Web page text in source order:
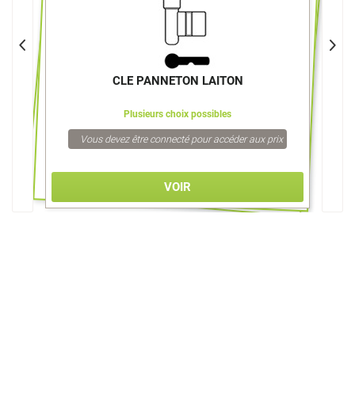
CLE PANNETON LAITON
Plusieurs choix possibles
Vous devez être connecté pour accéder aux prix
VOIR